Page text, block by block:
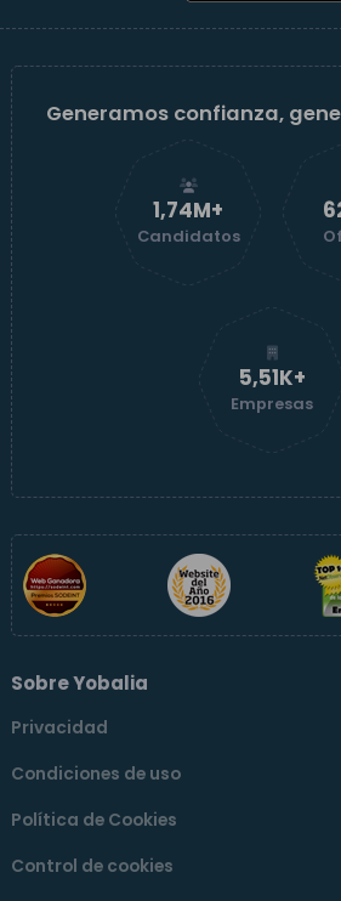
Generamos confianza,
1,74M+
Candidatos
5,51K+
Empresas
Sobre Yobalia
Privacidad
Condiciones de uso
Política de Cookies
Control de cookies